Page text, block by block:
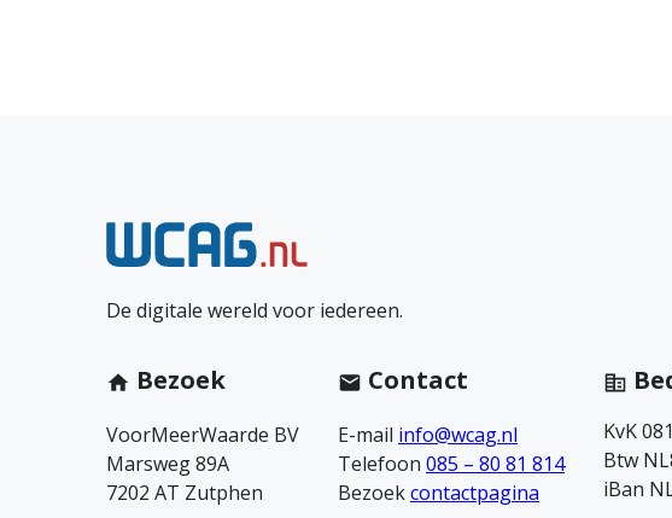
r
h
e
N
e
e
m
c
o
De digitale wereld voor iedereen.
Bezoek
VoorMeerWaarde BV
Marsweg 89A
7202 AT Zutphen
Contact
E-mail info@wcag.nl
Telefoon 085 – 80 81 814
Bezoekcontactpagina
KvK
Btw
iBan